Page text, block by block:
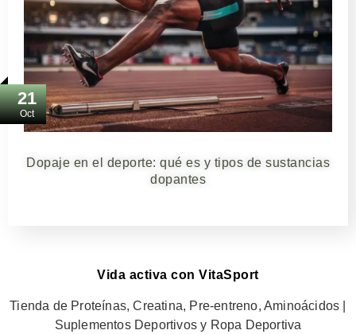
21
Oct
Dopaje en el deporte: qué es y tipos de sustancias
dopantes
Vida activa con VitaSport
Tienda de Proteínas, Creatina, Pre-entreno, Aminoácidos |
Suplementos Deportivos y Ropa Deportiva